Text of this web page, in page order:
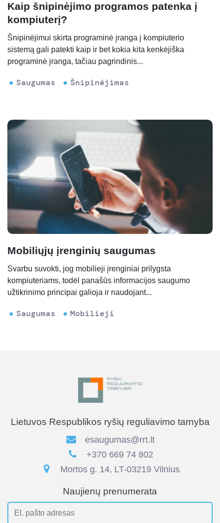
Kaip šnipinėjimo programos patenka į
kompiuterį?
Šnipinėjimui skirta programinė įranga į kompiuterio
sistemą gali patekti kaip ir bet kokia kita kenkėjiška
programinė įranga, tačiau pagrindinis...
Saugumas Šnipinėjimas
Mobiliųjų įrenginių saugumas
Svarbu suvokti, jog mobilieji įrenginiai prilygsta
kompiuteriams, todėl panašūs informacijos saugumo
užtikrinimo principai galioja ir naudojant...
Saugumas Mobilieji
Lietuvos Respublikos ryšių reguliavimo tarnyba
esaugumas@rrt.lt
+370 669 74 802
Mortos g. 14, LT-03219 Vilnius
Naujienų prenumerata